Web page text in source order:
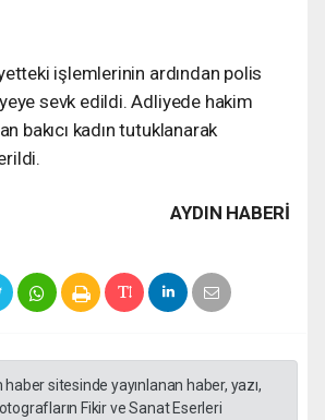
işlemlerinin ardından polis
sevk edildi. Adliyede hakim
bakıcı kadın tutuklanarak
AYDIN HABERİ
sitesinde yayınlanan haber, yazı,
Fikir ve Sanat Eserleri